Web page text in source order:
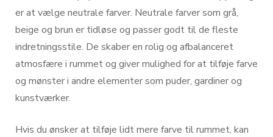
er at vælge neutrale farver. Neutrale farver som grå,
beige og brun er tidløse og passer godt til de fleste
indretningsstile. De skaber en rolig og afbalanceret
atmosfære i rummet og giver mulighed for at tilføje farve
og mønster i andre elementer som puder, gardiner og
kunstværker.
Hvis du ønsker at tilføje lidt mere farve til rummet, kan